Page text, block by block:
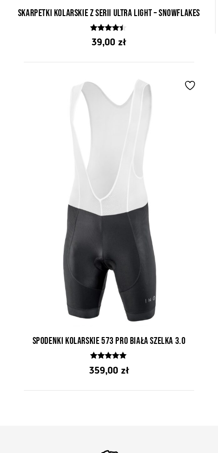
Skarpetki kolarskie z serii Ultra Light – Snowflakes
4.25
z 5
39,00 zł
Spodenki kolarskie 573 PRO Biała szelka 3.0
4.76
z 5
359,00 zł